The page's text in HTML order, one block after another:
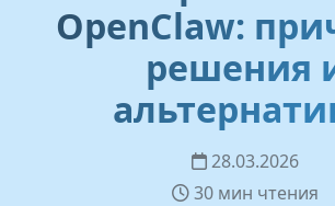
OpenClaw:
решения
28.03.2026
30 мин чтения